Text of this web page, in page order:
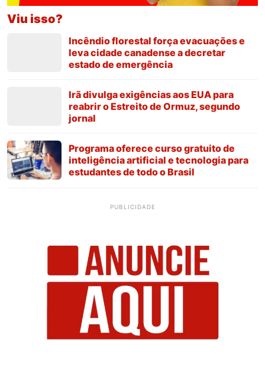
Viu isso?
Incêndio florestal força evacuações e
leva cidade canadense a decretar
estado de emergência
Irã divulga exigências aos EUA para
reabrir o Estreito de Ormuz, segundo
jornal
Programa oferece curso gratuito de
inteligência artificial e tecnologia para
estudantes de todo o Brasil
PUBLICIDADE